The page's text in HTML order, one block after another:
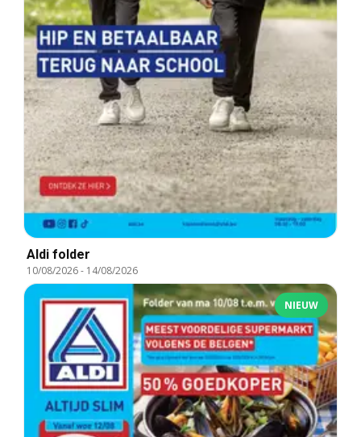
Aldi folder
10/08/2026- 14/08/2026
NIEUW